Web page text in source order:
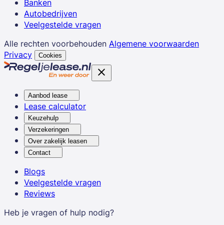
Banken
Autobedrijven
Veelgestelde vragen
Alle rechten voorbehouden Algemene voorwaarden
Privacy
Cookies
Aanbod lease
Lease calculator
Keuzehulp
Verzekeringen
Over zakelijk leasen
Contact
Blogs
Veelgestelde vragen
Reviews
Heb je vragen of hulp nodig?